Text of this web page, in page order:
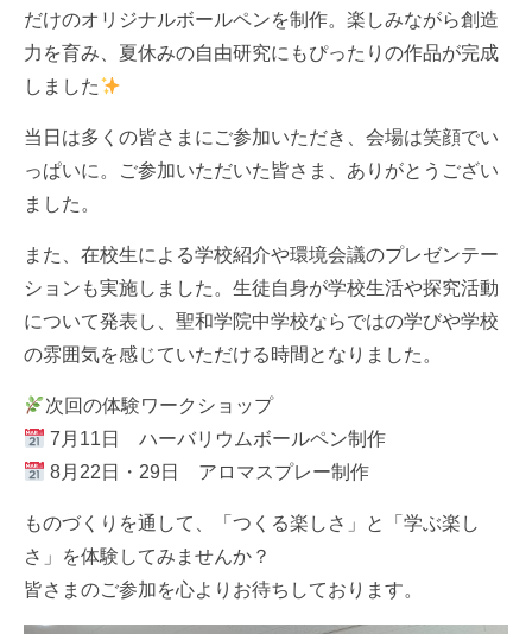
だけのオリジナルボールペンを制作。楽しみながら創造
力を育み、夏休みの自由研究にもぴったりの作品が完成
しました
当日は多くの皆さまにご参加いただき、会場は笑顔でい
っぱいに。ご参加いただいた皆さま、ありがとうござい
ました。
また、在校生による学校紹介や環境会議のプレゼンテー
ションも実施しました。生徒自身が学校生活や探究活動
について発表し、聖和学院中学校ならではの学びや学校
の雰囲気を感じていただける時間となりました。
次回の体験ワークショップ
7月11日 ハーバリウムボールペン制作
8月22日・29日 アロマスプレー制作
ものづくりを通して、「つくる楽しさ」と「学ぶ楽し
さ」を体験してみませんか？
皆さまのご参加を心よりお待ちしております。